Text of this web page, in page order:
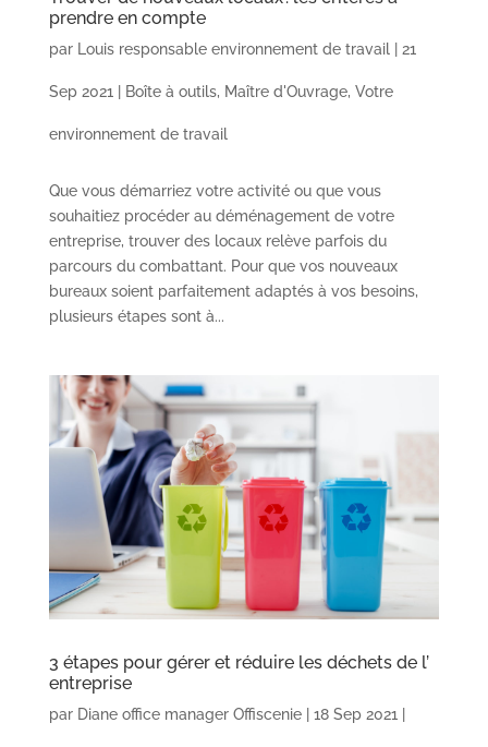
prendre en compte
par Louis responsable environnement de travail| 21
Sep 2021| Boîte à outils, Maître d'Ouvrage, Votre
environnement de travail
Que vous démarriez votre activité ou que vous
souhaitiez procéder au déménagement de votre
entreprise, trouver des locaux relève parfois du
parcours du combattant. Pour que vos nouveaux
bureaux soient parfaitement adaptés à vos besoins,
plusieurs étapes sont à...
3 étapes pour gérer et réduire les déchets de l’
entreprise
par Diane office manager Offiscenie| 18 Sep 2021|